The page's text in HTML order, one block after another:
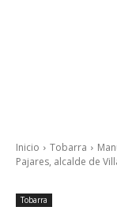
Inicio Tobarra
Pajares, alcalde de
Tobarra